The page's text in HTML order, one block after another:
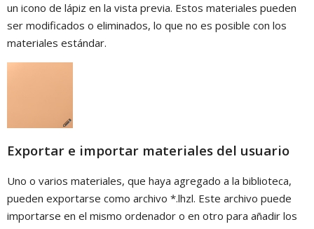
un icono de lápiz en la vista previa. Estos materiales pueden
ser modificados o eliminados, lo que no es posible con los
materiales estándar.
Exportar e importar materiales del usuario
Uno o varios materiales, que haya agregado a la biblioteca,
pueden exportarse como archivo *.lhzl. Este archivo puede
importarse en el mismo ordenador o en otro para añadir los